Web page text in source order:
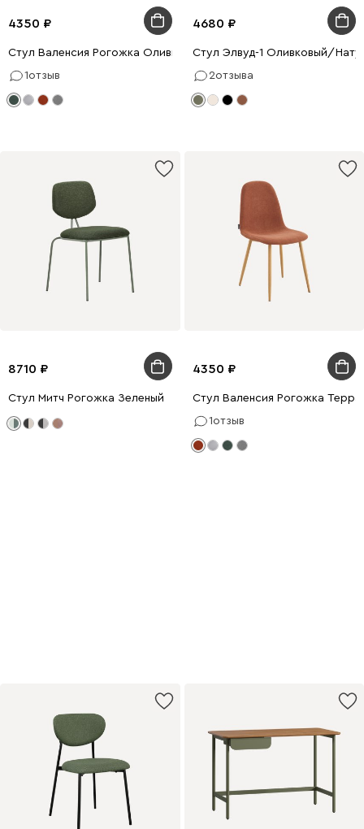
4350
Стул Валенсия Рогожка Оливковый/Натуральный
1отзыв
4680
Стул Элвуд-1 Оливковый/
2отзыва
8710
Стул Митч Рогожка Зеленый
4350
Стул Валенсия Рогожка
1отзыв